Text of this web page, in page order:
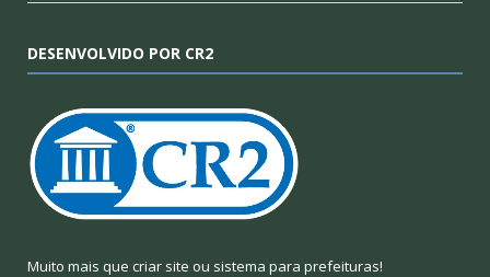
DESENVOLVIDO POR CR2
Muito mais que criar site ou sistema para prefeituras!